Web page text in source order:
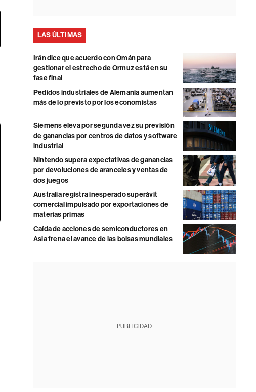
LAS ÚLTIMAS
Irán dice que acuerdo con Omán para
gestionar el estrecho de Ormuz está en su
fase final
Pedidos industriales de Alemania aumentan
más de lo previsto por los economistas
Siemens eleva por segunda vez su previsión
de ganancias por centros de datos y software
industrial
Nintendo supera expectativas de ganancias
por devoluciones de aranceles y ventas de
dos juegos
Australia registra inesperado superávit
comercial impulsado por exportaciones de
materias primas
Caída de acciones de semiconductores en
Asia frena el avance de las bolsas mundiales
PUBLICIDAD